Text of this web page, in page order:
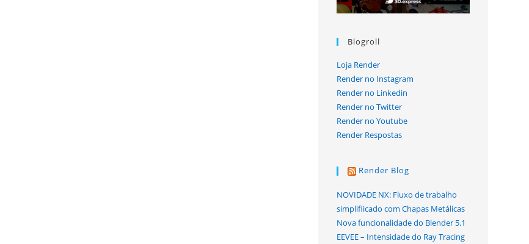
Blogroll
Loja Render
Render no Instagram
Render no Linkedin
Render no Twitter
Render no Youtube
Render Respostas
Render Blog
NOVIDADE NX: Fluxo de trabalho
simplifiicado com Chapas Metálicas
Nova funcionalidade do Blender 5.1
EEVEE – Intensidade do Ray Tracing